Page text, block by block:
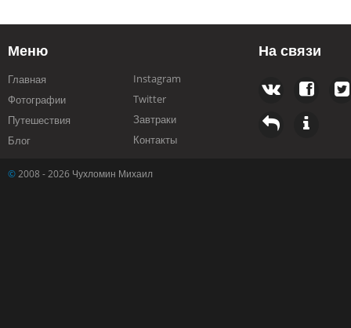
Меню
Главная
Фотографии
Путешествия
Блог
Instagram
Twitter
Завтраки
Контакты
На связи
© 2008 - 2026 Чухломин Михаил